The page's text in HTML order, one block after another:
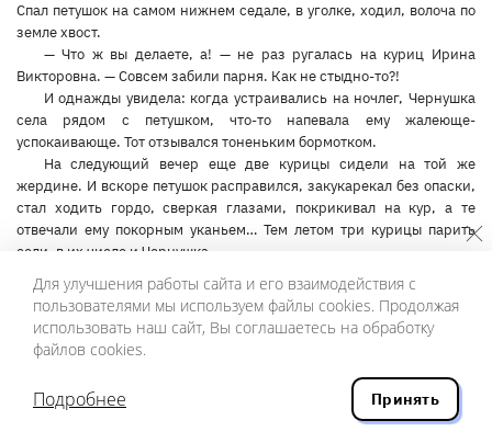
Спал петушок на самом нижнем седале, в уголке, ходил, волоча по
земле хвост.
— Что ж вы делаете, а! — не раз ругалась на куриц Ирина
Викторовна. — Совсем забили парня. Как не стыдно-то?!
И однажды увидела: когда устраивались на ночлег, Чернушка
села рядом с петушком, что-то напевала ему жалеюще-
успокаивающе. Тот отзывался тоненьким бормотком.
На следующий вечер еще две курицы сидели на той же
жердине. И вскоре петушок расправился, закукарекал без опаски,
стал ходить гордо, сверкая глазами, покрикивал на кур, а те
отвечали ему покорным уканьем… Тем летом три курицы парить
сели, в их числе и Чернушка.
Сколько может прожить курица? Когда начинается у нее
старость?.. Лет в пять или семь у Чернушки выросла уродливая
верхняя половина клюва, задралась, как у кулика. Заметив, что она
не может сама ни есть, ни пить, Ирина Викторовна засовывала ей
в рот зерна и червяков, поила из клизмы. Как с ребенком или с
Нарост отвалился, Чернушка повеселела, но потом еще два
раза он отрастал, и опять приходилось кормить и поить.
Для улучшения работы сайта и его взаимодействия с
пользователями мы используем файлы cookies. Продолжая
использовать наш сайт, Вы соглашаетесь на обработку
файлов cookies.
Подробнее Принять